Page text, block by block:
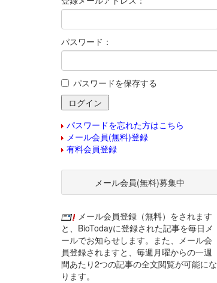
パスワード：
パスワードを保存する
パスワードを忘れた方はこちら
メール会員(無料)登録
有料会員登録
メール会員(無料)募集中
メール会員登録（無料）をされます
と、BioTodayに登録された記事を毎日メ
ールでお知らせします。また、メール会
員登録されますと、毎週月曜からの一週
間あたり2つの記事の全文閲覧が可能にな
ります。